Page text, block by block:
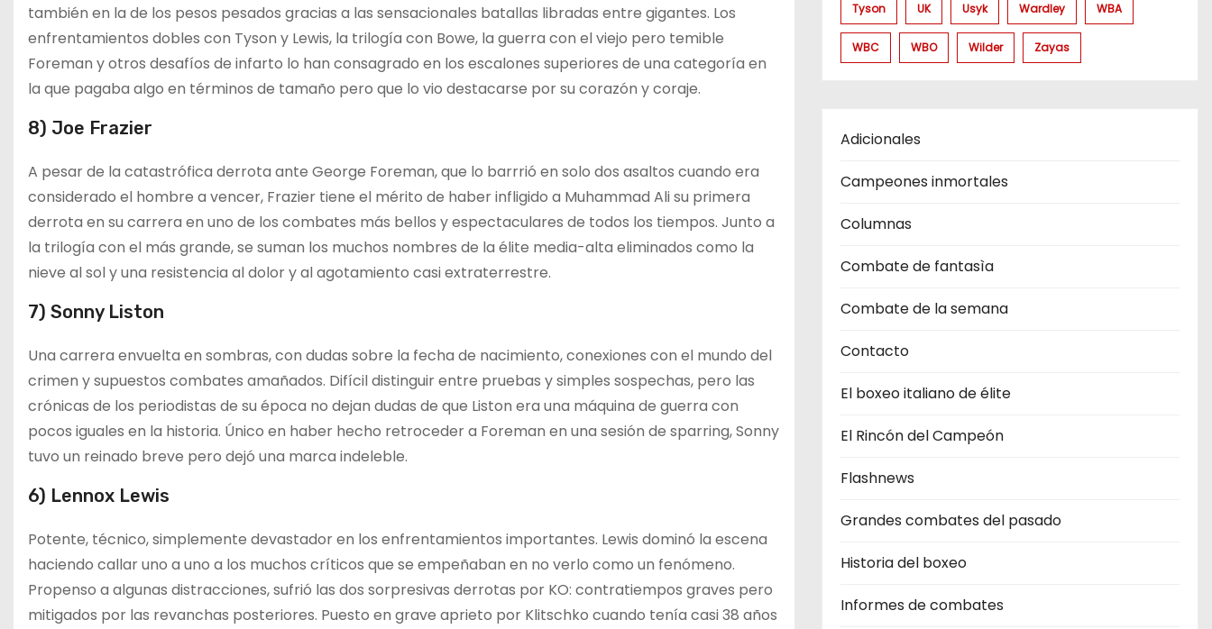
también en la de los pesos pesados gracias a las sensacionales batallas libradas entre gigantes. Los
enfrentamientos dobles con Tyson y Lewis, la trilogía con Bowe, la guerra con el viejo pero temible
Foreman y otros desafíos de infarto lo han consagrado en los escalones superiores de una categoría en
la que pagaba algo en términos de tamaño pero que lo vio destacarse por su corazón y coraje.
8) Joe Frazier
A pesar de la catastrófica derrota ante George Foreman, que lo barrrió en solo dos asaltos cuando era
considerado el hombre a vencer, Frazier tiene el mérito de haber infligido a Muhammad Ali su primera
derrota en su carrera en uno de los combates más bellos y espectaculares de todos los tiempos. Junto a
la trilogía con el más grande, se suman los muchos nombres de la élite media-alta eliminados como la
nieve al sol y una resistencia al dolor y al agotamiento casi extraterrestre.
7) Sonny Liston
Una carrera envuelta en sombras, con dudas sobre la fecha de nacimiento, conexiones con el mundo del
crimen y supuestos combates amañados. Difícil distinguir entre pruebas y simples sospechas, pero las
crónicas de los periodistas de su época no dejan dudas de que Liston era una máquina de guerra con
pocos iguales en la historia. Único en haber hecho retroceder a Foreman en una sesión de sparring, Sonny
tuvo un reinado breve pero dejó una marca indeleble.
6) Lennox Lewis
Potente, técnico, simplemente devastador en los enfrentamientos importantes. Lewis dominó la escena
haciendo callar uno a uno a los muchos críticos que se empeñaban en no verlo como un fenómeno.
Propenso a algunas distracciones, sufrió las dos sorpresivas derrotas por KO: contratiempos graves pero
mitigados por las revanchas posteriores. Puesto en grave aprieto por Klitschko cuando tenía casi 38 años
Tyson UK Usyk Wardley WBA
WBC WBO Wilder Zayas
Adicionales
Campeones inmortales
Columnas
Combate de fantasìa
Combate de la semana
Contacto
El boxeo italiano de élite
El Rincón del Campeón
Flashnews
Grandes combates del pasado
Historia del boxeo
Informes de combates